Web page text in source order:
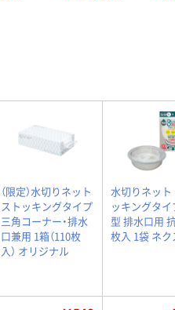
（限定）水切りネット
ストッキングタイプ
三角コーナー・排水
口兼用 1箱（110枚
入） オリジナル
水切りネット
ッキングタイ
型 排水口用
枚入 1袋 ネク